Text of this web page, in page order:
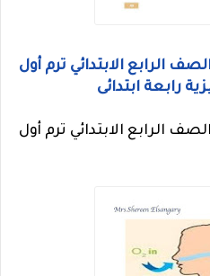
الرابع الابتدائي ترم أول
الرابع الابتدائي ترم أول